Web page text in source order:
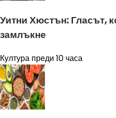
Уитни Хюстън: Гласът,
замлъкне
Култура преди 10 часа